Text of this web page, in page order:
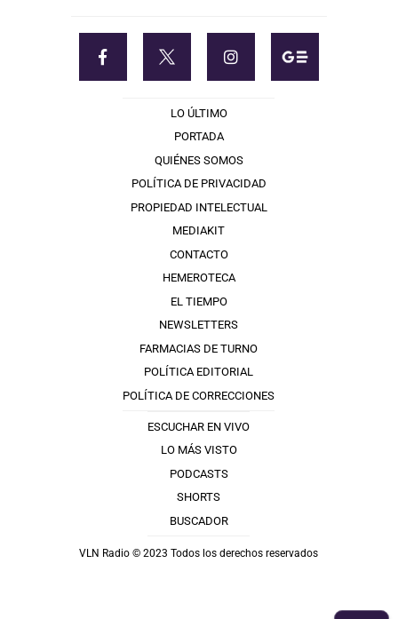
LO ÚLTIMO
PORTADA
QUIÉNES SOMOS
POLÍTICA DE PRIVACIDAD
PROPIEDAD INTELECTUAL
MEDIAKIT
CONTACTO
HEMEROTECA
EL TIEMPO
NEWSLETTERS
FARMACIAS DE TURNO
POLÍTICA EDITORIAL
POLÍTICA DE CORRECCIONES
ESCUCHAR EN VIVO
LO MÁS VISTO
PODCASTS
SHORTS
BUSCADOR
VLN Radio © 2023 Todos los derechos reservados